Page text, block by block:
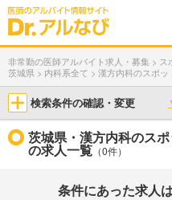
非常勤の医師アルバイト求人・募集 > ス
茨城県 > 内科系全て > 漢方内科のスポッ
検索条件の確認・変更
茨城県・漢方内科のス
の求人一覧 （0件）
条件にあった求人